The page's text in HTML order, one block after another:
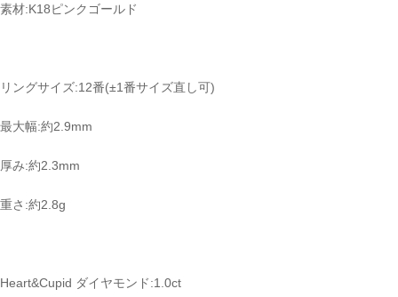
素材:K18ピンクゴールド
リングサイズ:12番(±1番サイズ直し可)
最大幅:約2.9mm
厚み:約2.3mm
重さ:約2.8g
Heart&Cupid ダイヤモンド:1.0ct